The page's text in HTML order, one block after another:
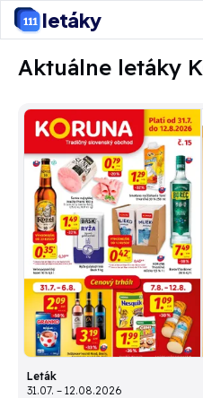
letáky
Aktuálne letáky
Leták
31.07. – 12.08.2026